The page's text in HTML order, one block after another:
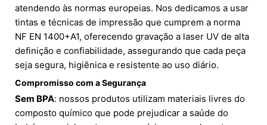
atendendo às normas europeias. Nos dedicamos a usar
tintas e técnicas de impressão que cumprem a norma
NF EN 1400+A1, oferecendo gravação a laser UV de alta
definição e confiabilidade, assegurando que cada peça
seja segura, higiênica e resistente ao uso diário.
Compromisso com a Segurança
Sem BPA: nossos produtos utilizam materiais livres do
composto químico que pode prejudicar a saúde do